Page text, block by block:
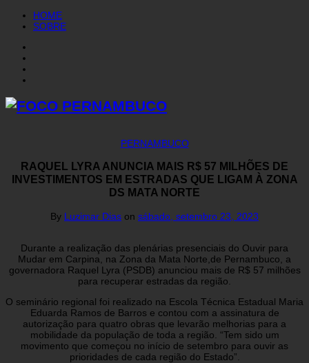
HOME
SOBRE
PERNAMBUCO
RAQUEL LYRA ANUNCIA MAIS R$ 57 MILHÕES DE
INVESTIMENTOS EM ESTRADAS QUE LIGAM À ZONA
DS MATA NORTE
By Luzimar Dias on sábado, setembro 23, 2023
Durante a realização das plenárias presenciais do Ouvir para
Mudar em Carpina, na Zona da Mata Norte,de Pernambuco, a
governadora Raquel Lyra (PSDB) anunciou mais de R$ 57 milhões
para recuperar estradas da região.
O seminário regional foi realizado na Escola Técnica Estadual Maria
Eduarda Ramos de Barros e contou com a assinatura de
autorização para quatro obras que levarão melhorias para a
mobilidade da população de toda a região. “Tem sido um
movimento que começou no início de setembro para ouvir as
prioridades de cada região do Estado”.